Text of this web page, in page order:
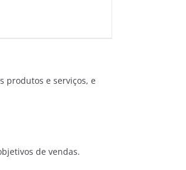
produtos e serviços, e
de vendas.